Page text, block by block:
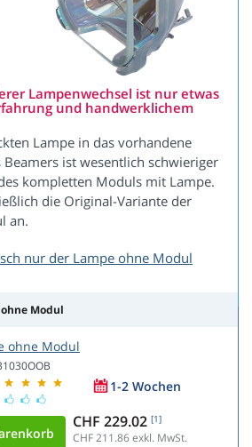
Lampenwechsel ist nur etwas
und handwerklichem
Lampe in das vorhandene
ist wesentlich schwieriger
kompletten Moduls mit Lampe.
die Original-Variante der
an.
nur der Lampe ohne Modul
Modul
ohne Modul
1-2 Wochen
CHF 229.02 [1]
CHF 211.86exkl. MwSt.